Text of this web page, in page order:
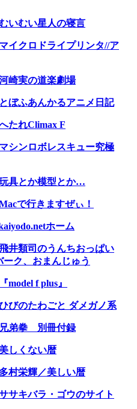
いむい星人の寝言
マイクロドライプリンタ//ア
崎実の道楽劇場
とぼふあんかるアニメ日記
たれClimax F
マシンロボレスキュー究極
具とか模型とか…
で行きますぜぃ！
ホーム
井類司のうんちおっぱい
ク、おまんじゅう
『model f plus』
びのたわごと ダメガノ系
兄弟拳 別冊付録
美しくない暦
多村栄輝／美しい暦
サキバラ・ゴウのサイト